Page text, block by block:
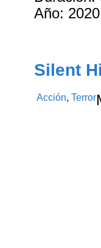
Año: 2020
Silent
Acción,Terror